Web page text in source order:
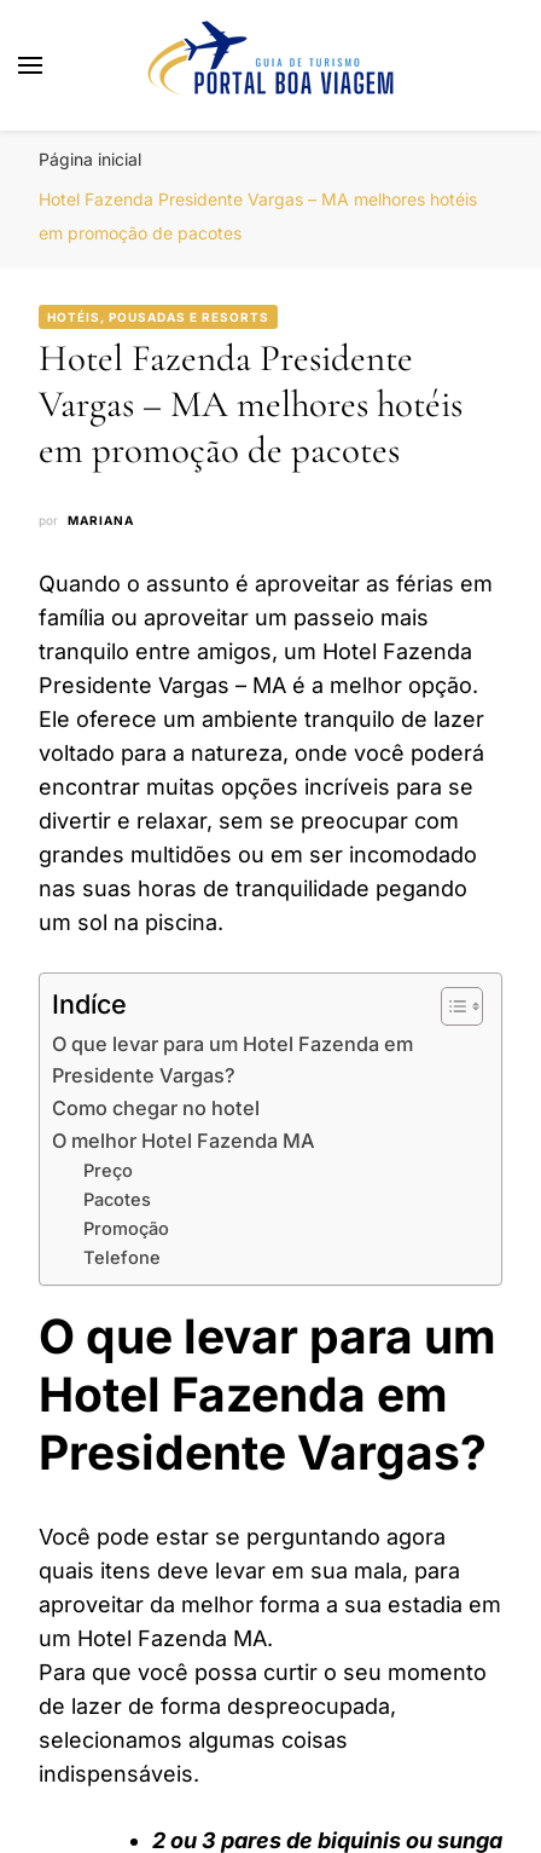
Página inicial
Hotel Fazenda Presidente Vargas – MA melhores hotéis
em promoção de pacotes
HOTÉIS, POUSADAS E RESORTS
Hotel Fazenda Presidente
Vargas – MA melhores hotéis
em promoção de pacotes
por MARIANA
Quando o assunto é aproveitar as férias em
família ou aproveitar um passeio mais
tranquilo entre amigos, um Hotel Fazenda
Presidente Vargas – MA é a melhor opção.
Ele oferece um ambiente tranquilo de lazer
voltado para a natureza, onde você poderá
encontrar muitas opções incríveis para se
divertir e relaxar, sem se preocupar com
grandes multidões ou em ser incomodado
nas suas horas de tranquilidade pegando
um sol na piscina.
Indíce
O que levar para um Hotel Fazenda em
Presidente Vargas?
Como chegar no hotel
O melhor Hotel Fazenda MA
Preço
Pacotes
Promoção
Telefone
O que levar para um
Hotel Fazenda em
Presidente Vargas?
Você pode estar se perguntando agora
quais itens deve levar em sua mala, para
aproveitar da melhor forma a sua estadia em
um Hotel Fazenda MA.
Para que você possa curtir o seu momento
de lazer de forma despreocupada,
selecionamos algumas coisas
indispensáveis.
2 ou 3 pares de biquinis ou sunga